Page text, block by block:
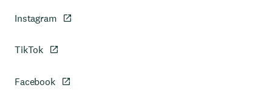
Instagram
TikTok
Facebook